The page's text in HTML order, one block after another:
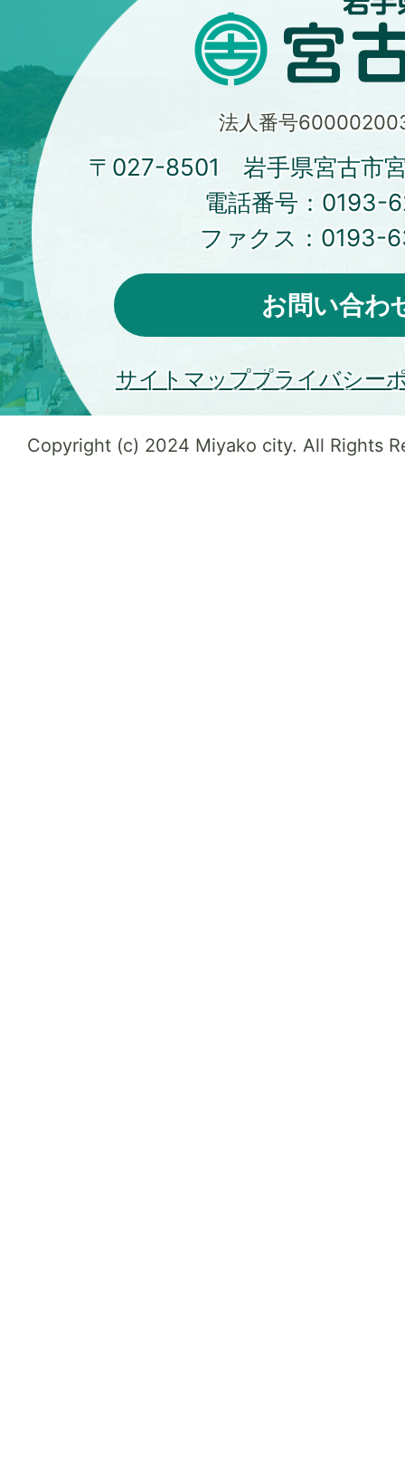
法人番号
〒027-8501 岩手県宮古市
電話番号： 0193-
ファクス： 0193-
お問い合わ
サイトマッププライバシー
Copyright (c) 2024 Miyako city. All Rights